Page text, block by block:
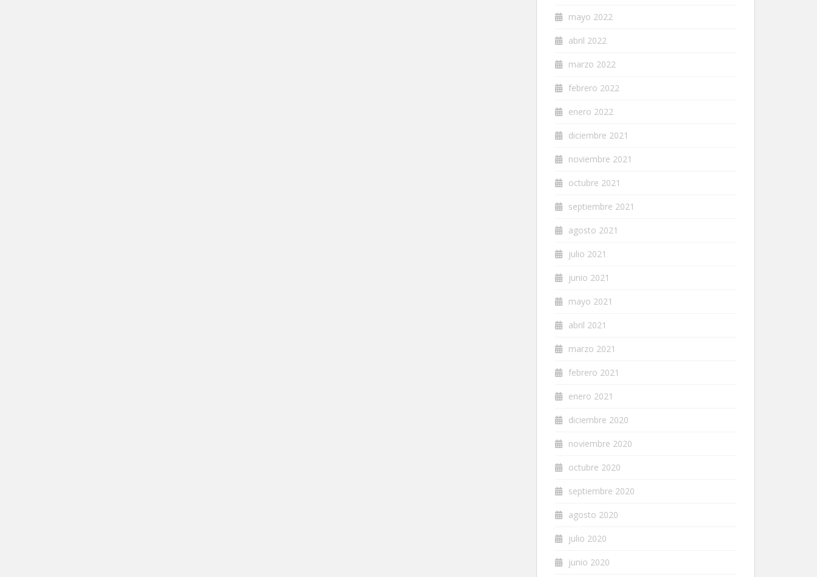
mayo 2022
abril 2022
marzo 2022
febrero 2022
enero 2022
diciembre 2021
noviembre 2021
octubre 2021
septiembre 2021
agosto 2021
julio 2021
junio 2021
mayo 2021
abril 2021
marzo 2021
febrero 2021
enero 2021
diciembre 2020
noviembre 2020
octubre 2020
septiembre 2020
agosto 2020
julio 2020
junio 2020